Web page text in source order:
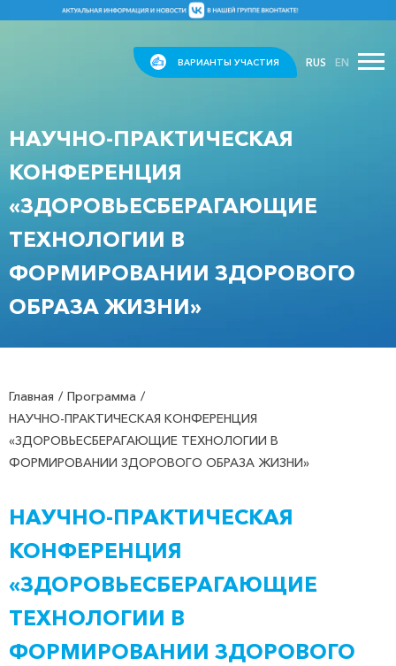
ВАРИАНТЫ УЧАСТИЯ RUS EN
НАУЧНО-ПРАКТИЧЕСКАЯ
КОНФЕРЕНЦИЯ
«ЗДОРОВЬЕСБЕРАГАЮЩИЕ
ТЕХНОЛОГИИ В
ФОРМИРОВАНИИ ЗДОРОВОГО
ОБРАЗА ЖИЗНИ»
Главная
Программа
НАУЧНО-ПРАКТИЧЕСКАЯ КОНФЕРЕНЦИЯ
«ЗДОРОВЬЕСБЕРАГАЮЩИЕ ТЕХНОЛОГИИ В
ФОРМИРОВАНИИ ЗДОРОВОГО ОБРАЗА ЖИЗНИ»
НАУЧНО-ПРАКТИЧЕСКАЯ
КОНФЕРЕНЦИЯ
«ЗДОРОВЬЕСБЕРАГАЮЩИЕ
ТЕХНОЛОГИИ В
ФОРМИРОВАНИИ ЗДОРОВОГО